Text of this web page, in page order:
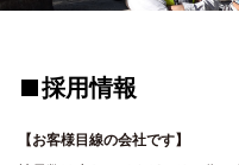
採用情報
【お客様目線の会社です】